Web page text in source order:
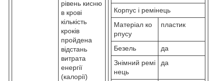
рівень кисню
в крові
кількість
кроків
пройдена
відстань
витрата
енергії
(калорії)
Корпус і ремінець
Матеріал ко
рпусу
пластик
Безель
да
Знімний ремі
нець
да